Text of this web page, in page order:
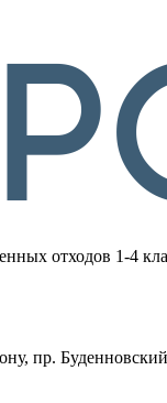
отходов 1-4
пр.